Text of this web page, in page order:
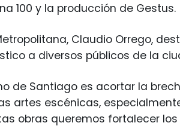
100 y la producción de Gestus.
Claudio Orrego,
a diversos públicos de la
de Santiago es acortar la
artes escénicas,
obras queremos fortalecer